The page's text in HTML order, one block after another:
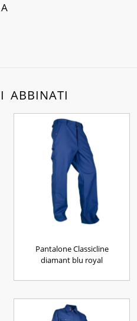
ABBINATI
Pantalone Classicline
diamant blu royal